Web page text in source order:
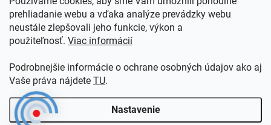
prehliadanie webu a vďaka analýze prevádzky webu
neustále zlepšovali jeho funkcie, výkon a
použiteľnosť. Viac informácií
Podrobnejšie informácie o ochrane osobných údajov ako aj
Vaše práva nájdete TU.
Nastavenie
COOKIES
OBCHODNÉ PODMIENKY
POŠTOVNÉ A DOPRAVA
VERNOSTNÝ PROGRAM
KONTAKT